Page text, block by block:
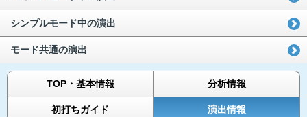
シンプルモード中の演出
モード共通の演出
TOP・基本情報 分析情報
初打ちガイド 演出情報